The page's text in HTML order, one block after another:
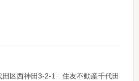
田区西神田3-2-1 住友不動産千代田